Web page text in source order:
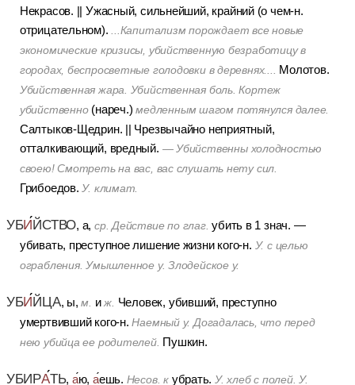
Некрасов. ||Ужасный, сильнейший, крайний (о чем-н.
отрицательном).
...Капитализм порождает все новые
экономические кризисы, убийственную безработицу в
городах, беспросветные голодовки в деревнях....
Молотов.
Убийственная жара. Убийственная боль. Кортеж
убийственно(нареч.)медленным шагом потянулся далее.
Салтыков-Щедрин.
Чрезвычайно неприятный,
отталкивающий, вредный. — Убийственны холодностью
своею! Смотреть на вас, вас слушать нету сил.
Грибоедов.У. климат.
УБИЙСТВО, а,ср. Действие по глаг. убить в 1 знач. —
убивать, преступное лишение жизни кого-н. У. с целью
ограбления. Умышленное у. Злодейское у.
УБИЙЦА, ы,м. иж. Человек, убивший, преступно
умертвивший кого-н. Наемный у. Догадалась, что перед
нею убийца ее родителей. Пушкин.
УБИРАТЬ, аю,аешь. Несов. кубрать. У. хлеб с полей. У.